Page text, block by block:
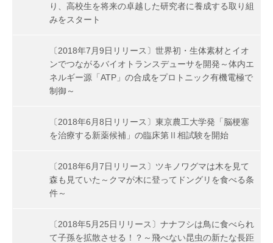
り、高校生を将来の卓越した研究者に養成する取り組
みをスタート
〔2018年7月9日リリース〕世界初・生体素材とイオ
ンでつながるバイオトランスデューサを開発～体内エ
ネルギー源「ATP」の合成をプロトニック有機電極で
制御～
〔2018年6月8日リリース〕東京農工大学発「脳梗塞
を治療する新薬候補」の臨床第Ⅱ相試験を開始
〔2018年6月7日リリース〕ツキノワグマは木を見て
森も見ていた～クマが木に登ってドングリを食べる条
件～
〔2018年5月25日リリース〕ナナフシは鳥に食べられ
て子孫を拡散させる！？～飛べない昆虫の新たな長距